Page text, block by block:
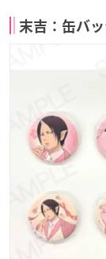
末吉：缶バ